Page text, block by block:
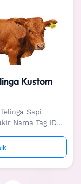
Kustom
Sapi
Nama Tag ID
lainnya Sedang
TPU/PE